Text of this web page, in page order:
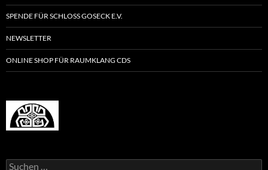
SPENDE FÜR SCHLOSS GOSECK E.V.
NEWSLETTER
ONLINE SHOP FÜR RAUMKLANG CDS
Suchen